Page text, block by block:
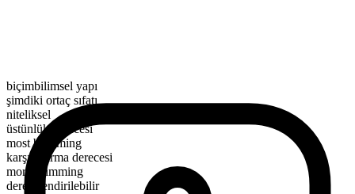
biçimbilimsel yapı
şimdiki ortaç sıfatı
niteliksel
üstünlük derecesi
most brimming
karşılaştırma derecesi
more brimming
derecelendirilebilir